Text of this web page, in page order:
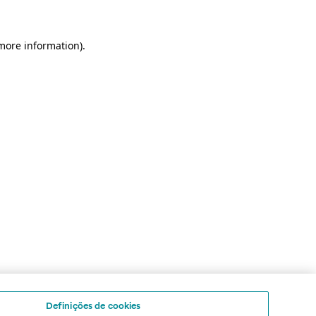
information).
Definições de cookies